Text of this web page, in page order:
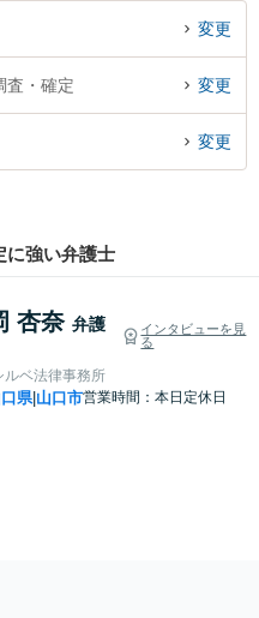
変更
査・確定 変更
変更
に強い弁護士
杏奈 弁護
インタビューを見
る
ルベ法律事務所
県| 山口市営業時間：本日定休日